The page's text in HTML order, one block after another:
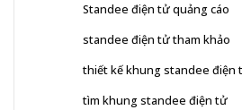
Standee điện tử quảng cáo
standee điện tử tham khảo
thiết kế khung standee điện
tìm khung standee điện tử